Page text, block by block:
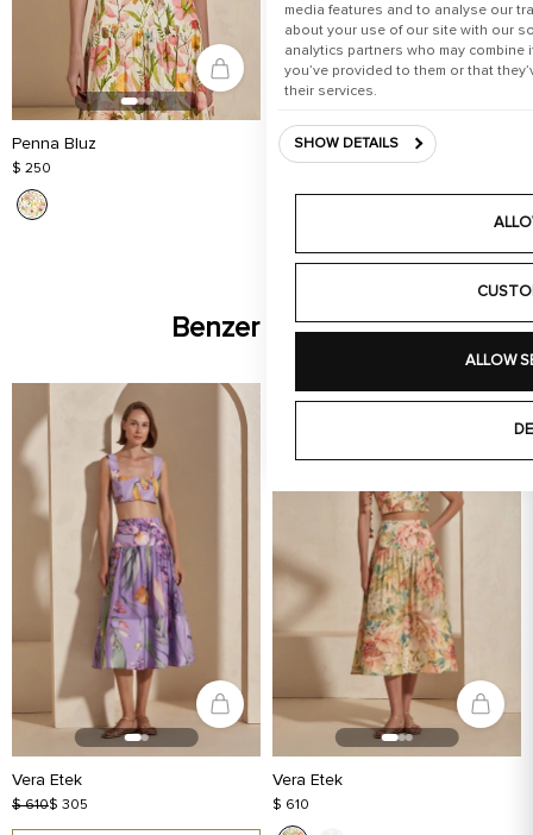
media features and to analyse our
about your use of our site with our
analytics partners who may
you’ve provided to them or that
their services.
SHOW DETAILS
ALLOW
Penna Bluz
$ 250
Benzer Ürünler
Vera Etek
$ 610$ 305
Vera Etek
$ 610